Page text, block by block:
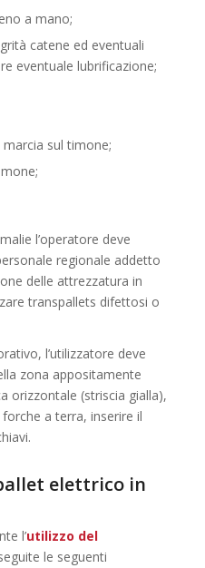
a mano;
catene ed eventuali
eventuale lubrificazione;
sul timone;
l’operatore deve
regionale addetto
delle attrezzatura in
transpallets difettosi o
l’utilizzatore deve
zona appositamente
orizzontale (striscia gialla),
a terra, inserire il
elettrico in
l’utilizzo del
le seguenti